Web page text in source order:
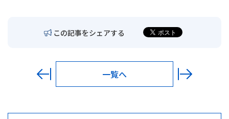
LINEでの予約・予約変更はこちら
この記事をシェアする
一覧へ